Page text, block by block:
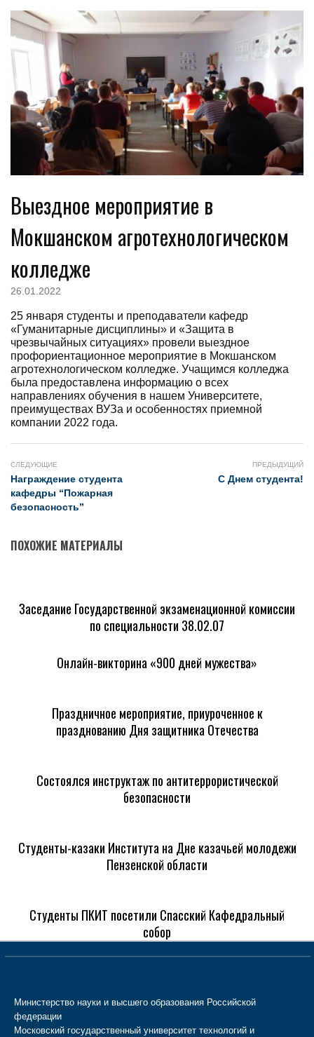
Выездное мероприятие в
Мокшанском агротехнологическом
колледже
26.01.2022
25 января студенты и преподаватели кафедр
«Гуманитарные дисциплины» и «Защита в
чрезвычайных ситуациях» провели выездное
профориентационное мероприятие в Мокшанском
агротехнологическом колледже. Учащимся колледжа
была предоставлена информацию о всех
направлениях обучения в нашем Университете,
преимуществах ВУЗа и особенностях приемной
компании 2022 года.
СЛЕДУЮЩИЕ
Награждение студента
кафедры “Пожарная
безопасность”
ПРЕДЫДУЩИЙ
С Днем студента!
ПОХОЖИЕ МАТЕРИАЛЫ
Заседание Государственной экзаменационной комиссии
по специальности 38.02.07
Онлайн-викторина «900 дней мужества»
Праздничное мероприятие, приуроченное к
празднованию Дня защитника Отечества
Состоялся инструктаж по антитеррористической
безопасности
Студенты-казаки Института на Дне казачьей молодежи
Пензенской области
Студенты ПКИТ посетили Спасский Кафедральный
собор
Министерство науки и высшего образования Российской
федерации
Московский государственный университет технологий и